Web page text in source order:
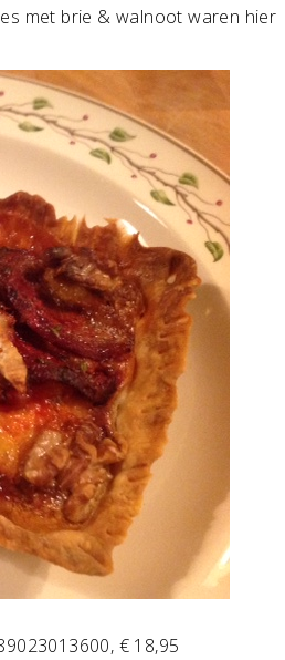
met brie & walnoot waren hier
€ 18,95